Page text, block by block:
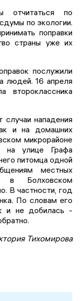
по
по экологии.
поправки
страны уже их
послужили
людей. 16 апреля
второклассника
нападения
и на домашних
микрорайоне
на улице Графа
питомца одной
местных
в Болховском
В частности, год
По словам его
и не добилась -
Тихомирова